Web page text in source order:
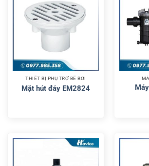
THIẾT BỊ PHỤ TRỢ BỂ BƠI
Mặt hút đáy EM2824